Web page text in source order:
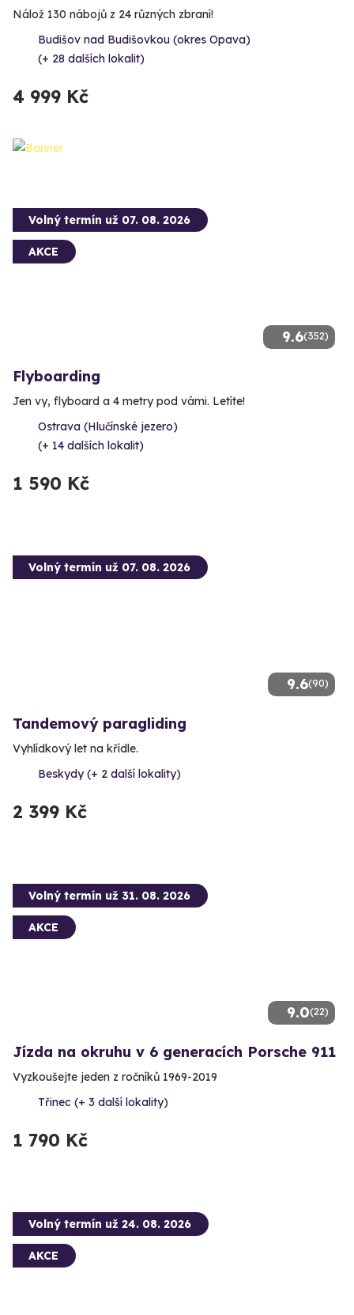
Nálož 130 nábojů z 24 různých zbraní!
Budišov nad Budišovkou (okres Opava)
(+ 28 dalších lokalit)
4 999 Kč
9.6(352)
Volný termín už 07. 08. 2026
AKCE
Flyboarding
Jen vy, flyboard a 4 metry pod vámi. Letíte!
Ostrava (Hlučínské jezero)
(+ 14 dalších lokalit)
1 590 Kč
9.6(90)
Volný termín už 07. 08. 2026
Tandemový paragliding
Vyhlídkový let na křídle.
Beskydy (+ 2 další lokality)
2 399 Kč
9.0(22)
Volný termín už 31. 08. 2026
AKCE
Jízda na okruhu v 6 generacích Porsche 911
Vyzkoušejte jeden z ročníků 1969-2019
Třinec (+ 3 další lokality)
1 790 Kč
Volný termín už 24. 08. 2026
AKCE